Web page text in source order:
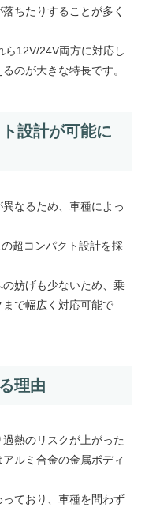
ちたりすることが多く
ら12V/24V両方に対応し
のが大きな特長です。
設計が可能に
なるため、車種によっ
超コンパクト設計を採
妨げも少ないため、乗
で幅広く対応可能で
理由
熱のリスクが上がった
ルミ合金の金属ボディ
ており、車種を問わず